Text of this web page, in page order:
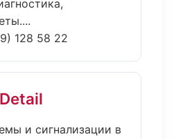
128 58 22
и сигнализации в